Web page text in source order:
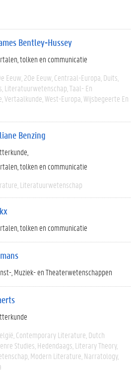
Bentley-Hussey
tolken en communicatie
Eeuw 20e Eeuw Centraal-Europa Duits
Literatuurwetenschap Taal- En
Vertaalkunde West-Europa Wijsbegeerte En
Benzing
tolken en communicatie
Literatuurwetenschap
tolken en communicatie
, Muziek- en Theaterwetenschappen
Contemporary Literature Dutch
Studies Hedendaags Literary Theory
Modern Literature Narratology